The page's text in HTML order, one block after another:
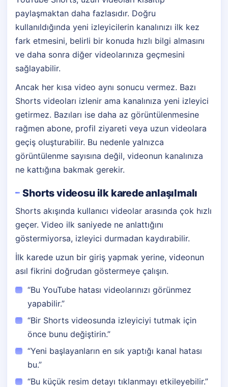
paylaşmaktan daha fazlasıdır. Doğru
kullanıldığında yeni izleyicilerin kanalınızı ilk kez
fark etmesini, belirli bir konuda hızlı bilgi almasını
ve daha sonra diğer videolarınıza geçmesini
sağlayabilir.
Ancak her kısa video aynı sonucu vermez. Bazı
Shorts videoları izlenir ama kanalınıza yeni izleyici
getirmez. Bazıları ise daha az görüntülenmesine
rağmen abone, profil ziyareti veya uzun videolara
geçiş oluşturabilir. Bu nedenle yalnızca
görüntülenme sayısına değil, videonun kanalınıza
ne kattığına bakmak gerekir.
Shorts videosu ilk karede anlaşılmalı
Shorts akışında kullanıcı videolar arasında çok hızlı
geçer. Video ilk saniyede ne anlattığını
göstermiyorsa, izleyici durmadan kaydırabilir.
İlk karede uzun bir giriş yapmak yerine, videonun
asıl fikrini doğrudan göstermeye çalışın.
“Bu YouTube hatası videolarınızı görünmez
yapabilir.”
“Bir Shorts videosunda izleyiciyi tutmak için
önce bunu değiştirin.”
“Yeni başlayanların en sık yaptığı kanal hatası
bu.”
“Bu küçük resim detayı tıklanmayı etkileyebilir.”